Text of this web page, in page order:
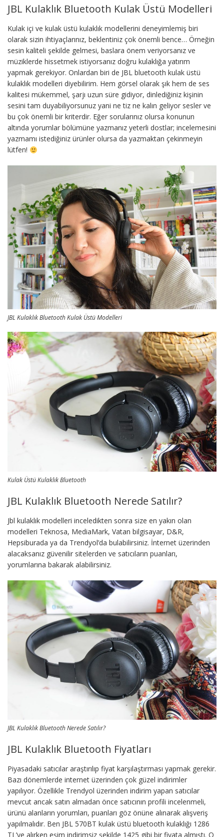
JBL Kulaklık Bluetooth Kulak Üstü Modelleri
Kulak içi ve kulak üstü kulaklık modellerini deneyimlemiş biri
olarak sizin ihtiyaçlarınız, beklentiniz çok önemli bence… Örneğin
sesin kaliteli şekilde gelmesi, baslara önem veriyorsanız ve
müziklerde hissetmek istiyorsanız doğru kulaklığa yatırım
yapmak gerekiyor. Onlardan biri de JBL bluetooth kulak üstü
kulaklık modelleri diyebilirim. Hem görsel olarak şık hem de ses
kalitesi mükemmel, şarjı uzun süre gidiyor, dinlediğiniz kişinin
sesini tam duyabiliyorsunuz yani ne tiz ne kalın geliyor sesler ve
bu çok önemli bir kriterdir. Eğer sorularınız olursa konunun
altında yorumlar bölümüne yazmanız yeterli dostlar; incelemesini
yazmamı istediğiniz ürünler olursa da yazmaktan çekinmeyin
lütfen!
JBL Kulaklık Bluetooth Kulak Üstü Modelleri
Kulak Üstü Kulaklık Bluetooth
JBL Kulaklık Bluetooth Nerede Satılır?
Jbl kulaklık modelleri inceledikten sonra size en yakın olan
modelleri Teknosa, MediaMark, Vatan bilgisayar, D&R,
Hepsiburada ya da Trendyol’da bulabilirsiniz. İnternet üzerinden
alacaksanız güvenilir sitelerden ve satıcıların puanları,
yorumlarına bakarak alabilirsiniz.
JBL Kulaklık Bluetooth Nerede Satılır?
JBL Kulaklık Bluetooth Fiyatları
Piyasadaki satıcılar araştırılıp fiyat karşılaştırması yapmak gerekir.
Bazı dönemlerde internet üzerinden çok güzel indirimler
yapılıyor. Özellikle Trendyol üzerinden indirim yapan satıcılar
mevcut ancak satın almadan önce satıcının profili incelenmeli,
ürünü alanların yorumları, puanları göz önüne alınarak alışveriş
yapılmalıdır. Ben JBL 570BT kulak üstü bluetooth kulaklığı 1286
TL’ye alırken eşim indirimsiz şekilde 1425 gibi bir fiyata almıştı. O